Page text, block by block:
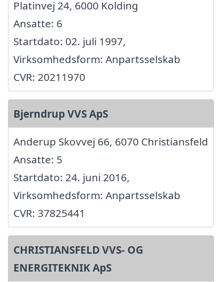
Platinvej 24, 6000 Kolding
Ansatte: 6
Startdato: 02. juli 1997,
Virksomhedsform: Anpartsselskab
CVR: 20211970
Bjerndrup VVS ApS
Anderup Skovvej 66, 6070 Christiansfeld
Ansatte: 5
Startdato: 24. juni 2016,
Virksomhedsform: Anpartsselskab
CVR: 37825441
CHRISTIANSFELD VVS- OG
ENERGITEKNIK ApS